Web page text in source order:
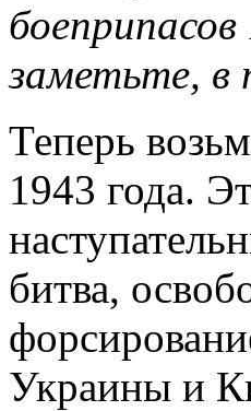
заметьте, в
Теперь
1943 года.
битва,
Украины и